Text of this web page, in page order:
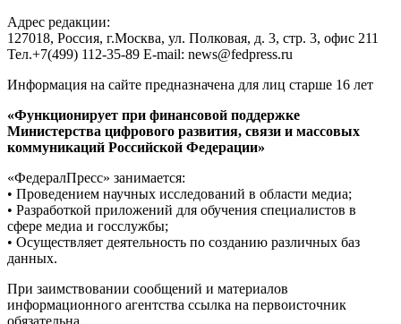
Адрес редакции:
127018, Россия, г.Москва, ул. Полковая, д. 3, стр. 3, офис 211
Тел.+7(499) 112-35-89 E-mail: news@fedpress.ru
Информация на сайте предназначена для лиц старше 16 лет
«Функционирует при финансовой поддержке
Министерства цифрового развития, связи и массовых
коммуникаций Российской Федерации»
«ФедералПресс» занимается:
• Проведением научных исследований в области медиа;
• Разработкой приложений для обучения специалистов в
сфере медиа и госслужбы;
• Осуществляет деятельность по созданию различных баз
данных.
При заимствовании сообщений и материалов
информационного агентства ссылка на первоисточник
обязательна.